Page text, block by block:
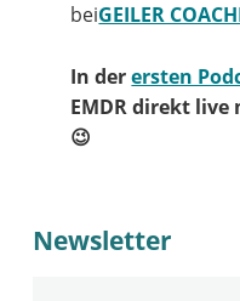
beiGEILER
In derersten
EMDR direkt
😉
Newsletter